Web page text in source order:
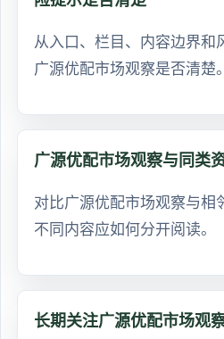
从入口、栏目、内容边界和
广源优配市场观察是否清楚。
广源优配市场观察与同类
对比广源优配市场观察与相
不同内容应如何分开阅读。
长期关注广源优配市场观